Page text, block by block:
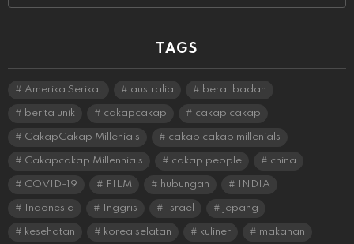
TAGS
Amerika Serikat australia berat badan
berita unik cakapcakap cakap cakap
CakapCakap Millenials cakap cakap millenials
Cakapcakap Millennials cakap people china
COVID-19 FILM hubungan INDIA
Indonesia Inggris Israel jepang
kesehatan korea selatan kuliner makanan